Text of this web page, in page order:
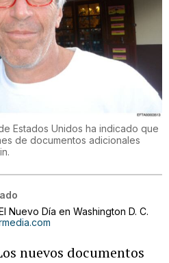
Estados Unidos ha indicado que
de documentos adicionales
Nuevo Día en Washington D. C.
nuevos documentos